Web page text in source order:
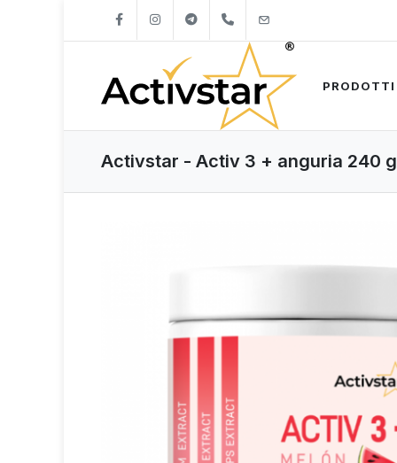
+421904262747
PRODOTTI
Activstar - Activ 3 + anguria 240 g